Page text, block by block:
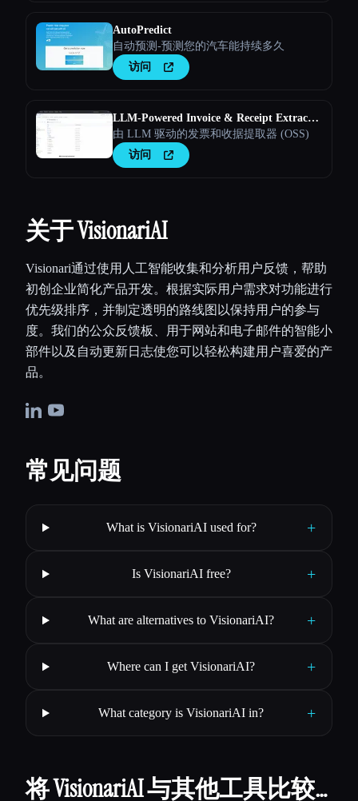
AutoPredict
自动预测-预测您的汽车能持续多久
访问
LLM-Powered Invoice & Receipt Extractor
(OSS)
由 LLM 驱动的发票和收据提取器 (OSS)
访问
关于 VisionariAI
Visionari通过使用人工智能收集和分析用户反馈，帮助
初创企业简化产品开发。根据实际用户需求对功能进行
优先级排序，并制定透明的路线图以保持用户的参与
度。我们的公众反馈板、用于网站和电子邮件的智能小
部件以及自动更新日志使您可以轻松构建用户喜爱的产
品。
常见问题
What is VisionariAI used for? +
Is VisionariAI free? +
What are alternatives to VisionariAI? +
Where can I get VisionariAI? +
What category is VisionariAI in? +
将 VisionariAI 与其他工具比较…